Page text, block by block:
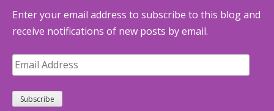
Enter your email address to subscribe to this blog and
receive notifications of new posts by email.
Email
Address
Subscribe